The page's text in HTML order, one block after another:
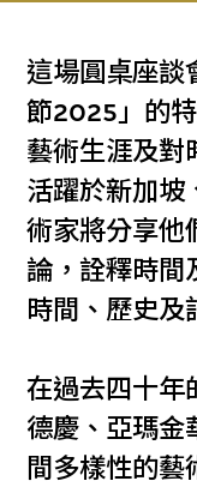
這場圓桌座談
節2025」的
藝術生涯及對
活躍於新加坡
術家將分享他
論，詮釋時間
時間、歷史及
在過去四十年
德慶、亞瑪金
間多樣性的藝